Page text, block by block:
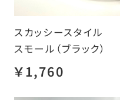
スカッシースタイル
スモール（ブラック）
￥1,760